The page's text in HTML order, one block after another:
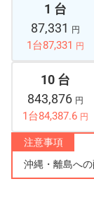
1 台
87,331 円
1台87,331 円
10 台
843,876 円
1台84,387.6 円
注意事項
沖縄・離島へ